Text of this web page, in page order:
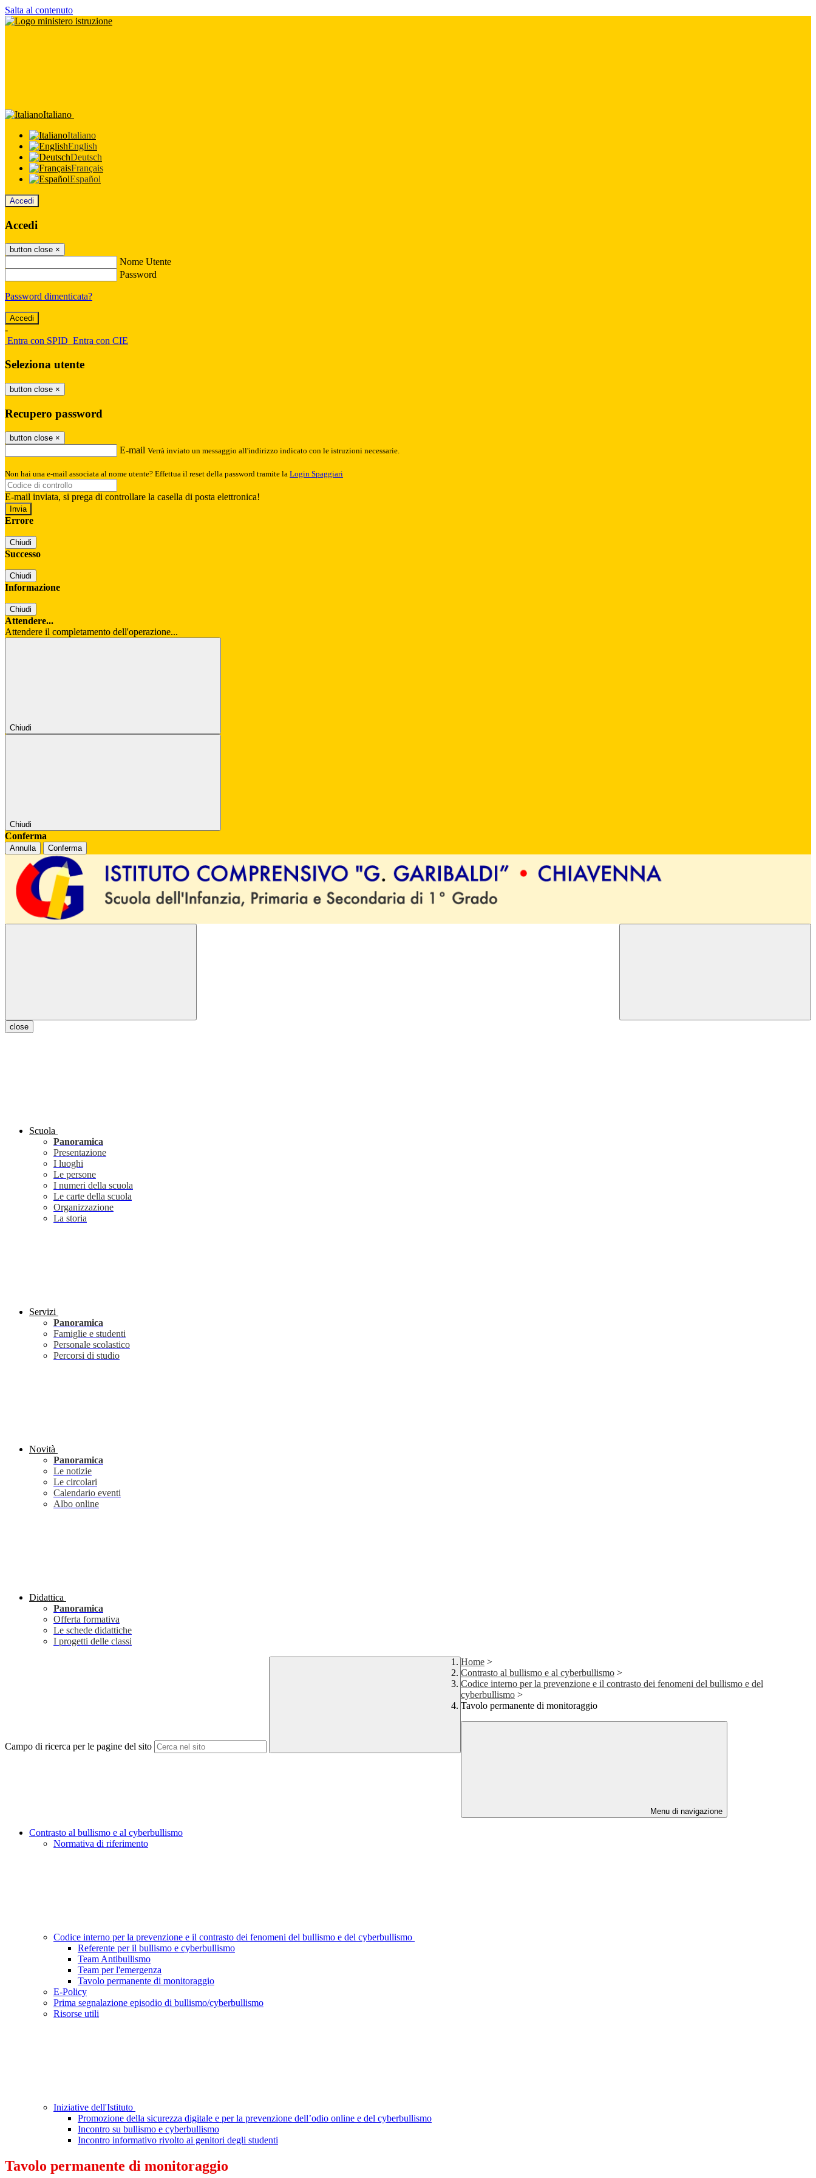
Salta al contenuto
Italiano
Italiano
English
Deutsch
Français
Español
Accedi
Accedi
button close ×
Nome Utente
Password
Password dimenticata?
-
Entra con SPID Entra con CIE
Seleziona utente
button close ×
Recupero password
button close ×
E-mail Verrà inviato un messaggio all'indirizzo indicato con le istruzioni necessarie.
Non hai una e-mail associata al nome utente? Effettua il reset della password tramite la Login Spaggiari
E-mail inviata, si prega di controllare la casella di posta elettronica!
Errore
Chiudi
Successo
Chiudi
Informazione
Chiudi
Attendere...
Attendere il completamento dell'operazione...
Chiudi
Chiudi
Conferma
Annulla Conferma
close
Scuola
Panoramica
Presentazione
I luoghi
Le persone
I numeri della scuola
Le carte della scuola
Organizzazione
La storia
Servizi
Panoramica
Famiglie e studenti
Personale scolastico
Percorsi di studio
Novità
Panoramica
Le notizie
Le circolari
Calendario eventi
Albo online
Didattica
Panoramica
Offerta formativa
Le schede didattiche
I progetti delle classi
Campo di ricerca per le pagine del sito
Home >
Contrasto al bullismo e al cyberbullismo >
Codice interno per la prevenzione e il contrasto dei fenomeni del bullismo e del
cyberbullismo >
Tavolo permanente di monitoraggio
Menu di navigazione
Contrasto al bullismo e al cyberbullismo
Normativa di riferimento
Codice interno per la prevenzione e il contrasto dei fenomeni del bullismo e del cyberbullismo
Referente per il bullismo e cyberbullismo
Team Antibullismo
Team per l'emergenza
Tavolo permanente di monitoraggio
E-Policy
Prima segnalazione episodio di bullismo/cyberbullismo
Risorse utili
Iniziative dell'Istituto
Promozione della sicurezza digitale e per la prevenzione dell’odio online e del cyberbullismo
Incontro su bullismo e cyberbullismo
Incontro informativo rivolto ai genitori degli studenti
Tavolo permanente di monitoraggio